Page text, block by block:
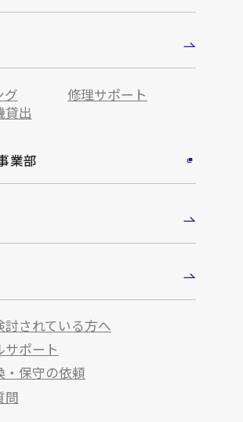
グ
修理サポート
貸出
業部
討されている方へ
サポート
・保守の依頼
問